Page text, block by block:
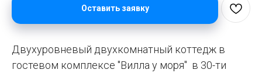
Оставить заявку
Двухуровневый двухкомнатный коттедж в
гостевом комплексе "Вилла у моря" в 30-ти